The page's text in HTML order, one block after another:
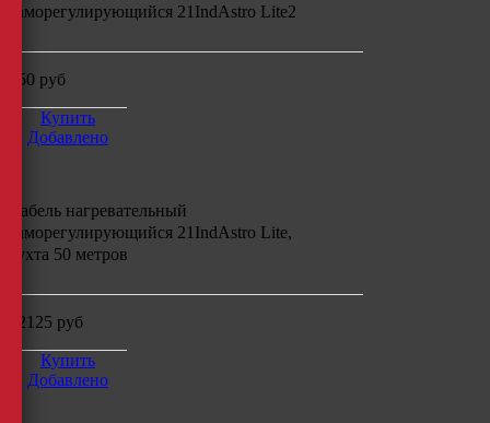
саморегулирующийся 21IndAstro Lite2
250 руб
Купить
Добавлено
Кабель нагревательный
саморегулирующийся 21IndAstro Lite,
бухта 50 метров
12125 руб
Купить
Добавлено